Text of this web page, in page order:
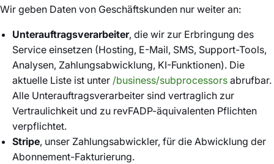
Wir geben Daten von Geschäftskunden nur weiter an:
Unterauftragsverarbeiter, die wir zur Erbringung des
Service einsetzen (Hosting, E-Mail, SMS, Support-Tools,
Analysen, Zahlungsabwicklung, KI-Funktionen). Die
aktuelle Liste ist unter /business/subprocessors abrufbar.
Alle Unterauftragsverarbeiter sind vertraglich zur
Vertraulichkeit und zu revFADP-äquivalenten Pflichten
verpflichtet.
Stripe, unser Zahlungsabwickler, für die Abwicklung der
Abonnement-Fakturierung.